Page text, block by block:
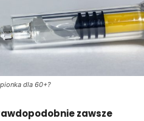
dla 60+?
zawsze